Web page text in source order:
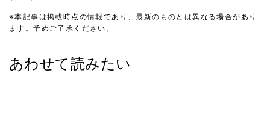
※本記事は掲載時点の情報であり、最新のものとは異なる場合があり
ます。予めご了承ください。
あわせて読みたい